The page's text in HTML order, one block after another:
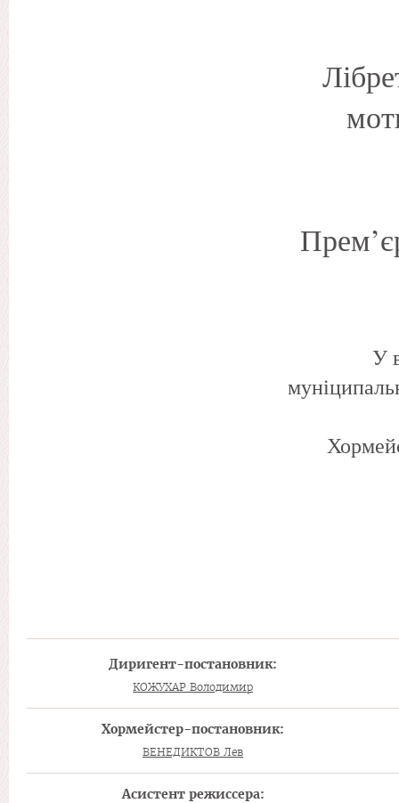
У
Диригент-постановник:
КОЖУХАР Володимир
Хормейстер-постановник:
ВЕНЕДИКТОВ Лев
Асистент режиссера: